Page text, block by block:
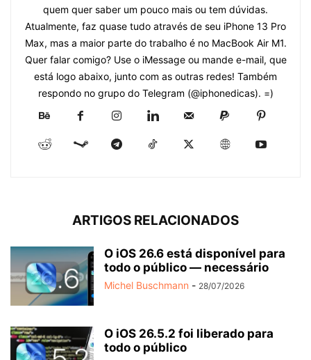
quem quer saber um pouco mais ou tem dúvidas.
Atualmente, faz quase tudo através de seu iPhone 13 Pro
Max, mas a maior parte do trabalho é no MacBook Air M1.
Quer falar comigo? Use o iMessage ou mande e-mail, que
está logo abaixo, junto com as outras redes! Também
respondo no grupo do Telegram (@iphonedicas). =)
ARTIGOS RELACIONADOS
O iOS 26.6 está disponível para
todo o público — necessário
Michel Buschmann - 28/07/2026
O iOS 26.5.2 foi liberado para
todo o público